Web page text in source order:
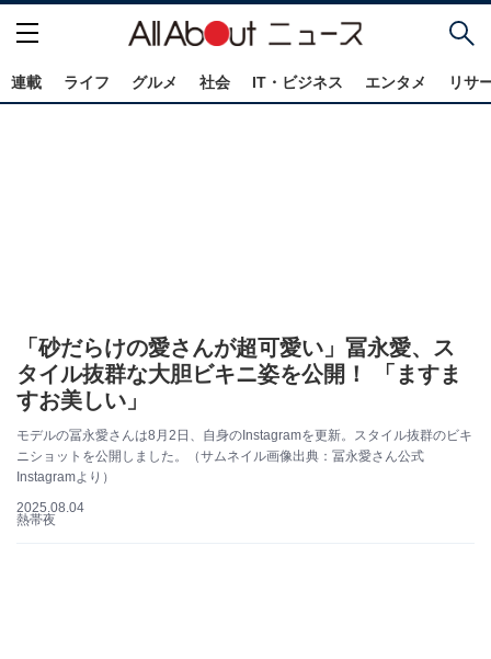
連載 ライフ グルメ 社会 IT・ビジネス エンタメ リサ
「砂だらけの愛さんが超可愛い」冨永愛、ス
タイル抜群な大胆ビキニ姿を公開！ 「ますま
すお美しい」
モデルの冨永愛さんは8月2日、自身のInstagramを更新。スタイル抜群のビキ
ニショットを公開しました。（サムネイル画像出典：冨永愛さん公式
Instagramより）
2025.08.04
熱帯夜